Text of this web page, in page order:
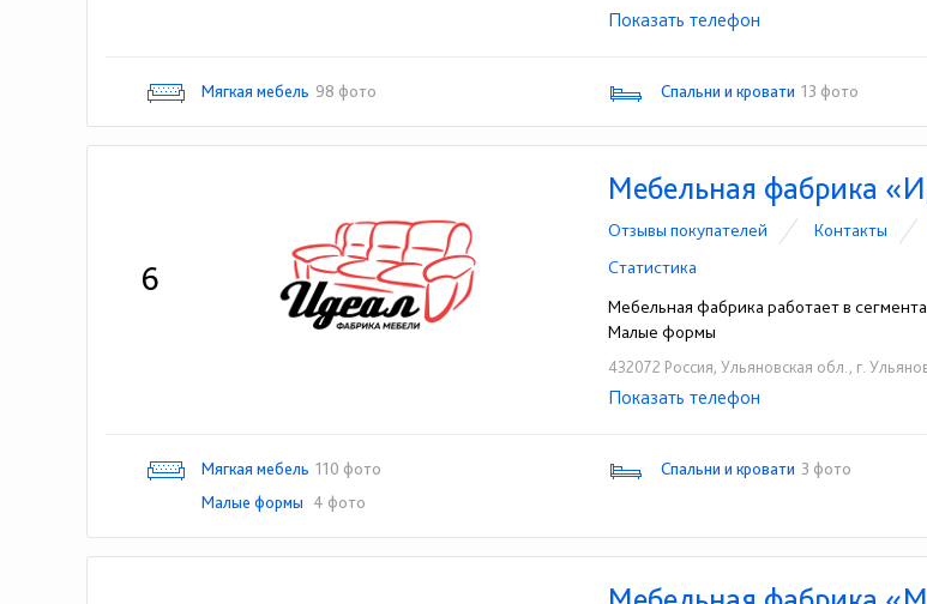
☎+7 (8422) 22-90-02
Показать телефон
Мягкая мебель 98 фото Спальни и кровати 13 фото
6
Мебельная фабрика
Отзывы покупателей Контакты
Статистика
Мебельная фабрика работает в
Малые формы
432072 Россия, Ульяновская обл., г.
☎+7 (8422) 50-52-51
Показать телефон
Мягкая мебель 110 фото Спальни и кровати 3 фото
Малые формы
4 фото